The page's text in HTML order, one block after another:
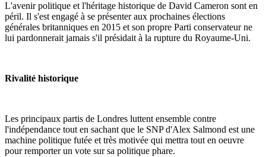
L'avenir politique et l'héritage historique de David Cameron sont en
péril. Il s'est engagé à se présenter aux prochaines élections
générales britanniques en 2015 et son propre Parti conservateur ne
lui pardonnerait jamais s'il présidait à la rupture du Royaume-Uni.
Rivalité historique
Les principaux partis de Londres luttent ensemble contre
l'indépendance tout en sachant que le SNP d'Alex Salmond est une
machine politique futée et très motivée qui mettra tout en oeuvre
pour remporter un vote sur sa politique phare.